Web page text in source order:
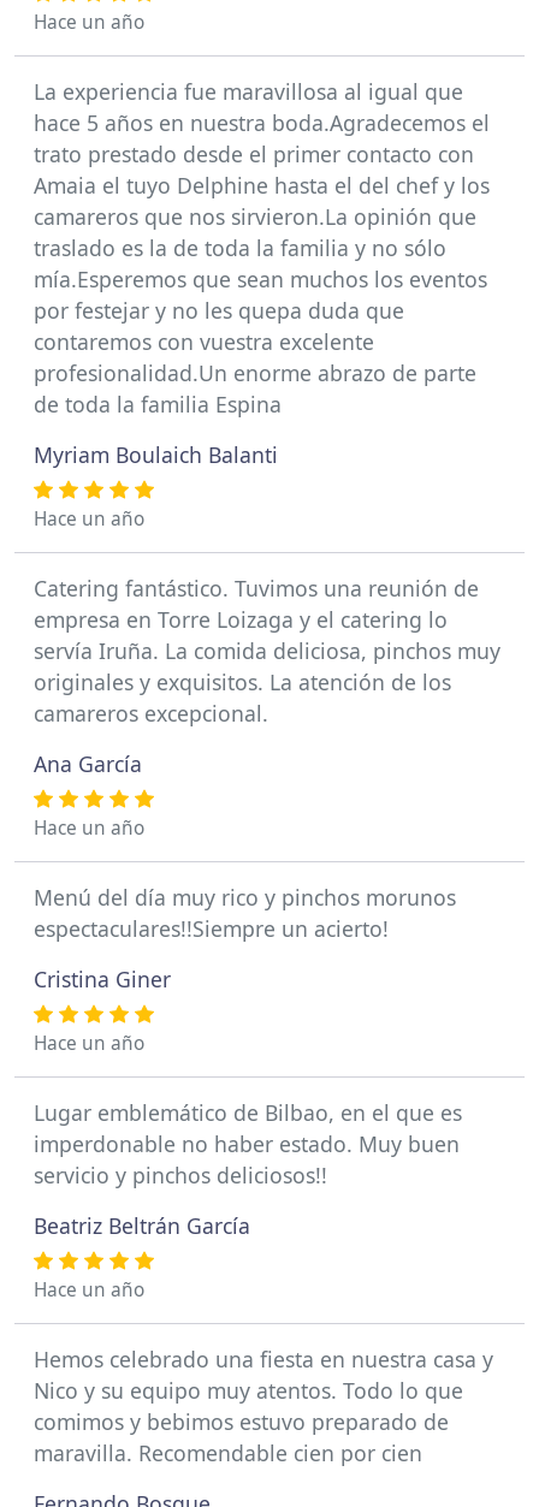
Hace un año
La experiencia fue maravillosa al igual que
hace 5 años en nuestra boda.Agradecemos el
trato prestado desde el primer contacto con
Amaia el tuyo Delphine hasta el del chef y los
camareros que nos sirvieron.La opinión que
traslado es la de toda la familia y no sólo
mía.Esperemos que sean muchos los eventos
por festejar y no les quepa duda que
contaremos con vuestra excelente
profesionalidad.Un enorme abrazo de parte
de toda la familia Espina
Myriam Boulaich Balanti
Hace un año
Catering fantástico. Tuvimos una reunión de
empresa en Torre Loizaga y el catering lo
servía Iruña. La comida deliciosa, pinchos muy
originales y exquisitos. La atención de los
camareros excepcional.
Ana García
Hace un año
Menú del día muy rico y pinchos morunos
espectaculares!!Siempre un acierto!
Cristina Giner
Hace un año
Lugar emblemático de Bilbao, en el que es
imperdonable no haber estado. Muy buen
servicio y pinchos deliciosos!!
Beatriz Beltrán García
Hace un año
Hemos celebrado una fiesta en nuestra casa y
Nico y su equipo muy atentos. Todo lo que
comimos y bebimos estuvo preparado de
maravilla. Recomendable cien por cien